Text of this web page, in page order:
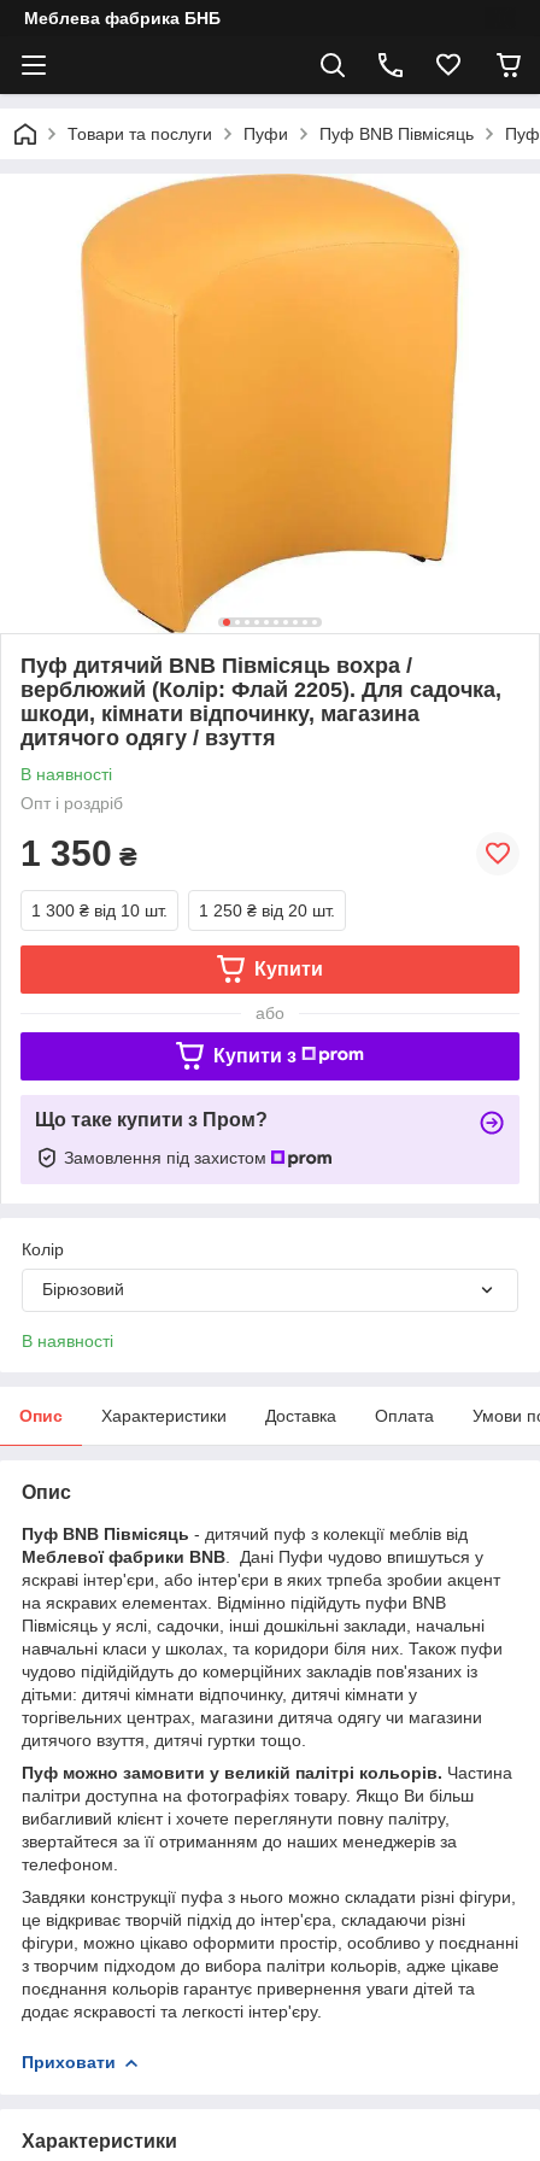
Меблева фабрика БНБ
Товари та послуги Пуфи Пуф BNB Півмісяць Пуф
Пуф дитячий BNB Півмісяць вохра /
верблюжий (Колір: Флай 2205). Для садочка,
шкоди, кімнати відпочинку, магазина
дитячого одягу / взуття
В наявності
Опт і роздріб
1 350 ₴
1 300 ₴ від 10 шт. 1 250 ₴ від 20 шт.
Купити
або
Купити з
Що таке купити з Пром?
Замовлення під захистом
Колір
Бірюзовий
В наявності
Опис Характеристики Доставка Оплата Умови
Опис
Пуф BNB Півмісяць - дитячий пуф з колекції меблів від
Меблевої фабрики BNB . Дані Пуфи чудово впишуться у
яскраві інтер'єри, або інтер'єри в яких трпеба зробии акцент
на яскравих елементах. Відмінно підійдуть пуфи BNB
Півмісяць у яслі, садочки, інші дошкільні заклади, начальні
навчальні класи у школах, та коридори біля них. Також пуфи
чудово підійдійдуть до комерційних закладів пов'язаних із
дітьми: дитячі кімнати відпочинку, дитячі кімнати у
торгівельних центрах, магазини дитяча одягу чи магазини
дитячого взуття, дитячі гуртки тощо.
Пуф можно замовити у великій палітрі кольорів. Частина
палітри доступна на фотографіях товару. Якщо Ви більш
вибагливий клієнт і хочете переглянути повну палітру,
звертайтеся за її отриманням до наших менеджерів за
телефоном.
Завдяки конструкції пуфа з нього можно складати різні фігури,
це відкриває творчій підхід до інтер'єра, складаючи різні
фігури, можно цікаво оформити простір, особливо у поєднанні
з творчим підходом до вибора палітри кольорів, адже цікаве
поєднання кольорів гарантує привернення уваги дітей та
додає яскравості та легкості інтер'єру.
Приховати
Характеристики